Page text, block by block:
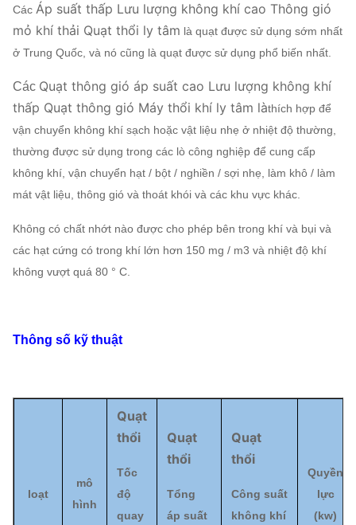
Các Áp suất thấp Lưu lượng không khí cao Thông gió
mỏ khí thải Quạt thổi ly tâm là quạt được sử dụng sớm nhất
ở Trung Quốc, và nó cũng là quạt được sử dụng phổ biến nhất.
Các Quạt thông gió áp suất cao Lưu lượng không khí
thấp Quạt thông gió Máy thổi khí ly tâm làthích hợp để
vận chuyển không khí sạch hoặc vật liệu nhẹ ở nhiệt độ thường,
thường được sử dụng trong các lò công nghiệp để cung cấp
không khí, vận chuyển hạt / bột / nghiền / sợi nhẹ, làm khô / làm
mát vật liệu, thông gió và thoát khói và các khu vực khác.
Không có chất nhớt nào được cho phép bên trong khí và bụi và
các hạt cứng có trong khí lớn hơn 150 mg / m3 và nhiệt độ khí
không vượt quá 80 ° C.
Thông số kỹ thuật
loạt
mô
hình
Quạt
thổi
Tốc
độ
quay
Quạt
thổi
Tổng
áp suất
Quạt
thổi
Công suất
không khí
Quyền
lực
(kw)